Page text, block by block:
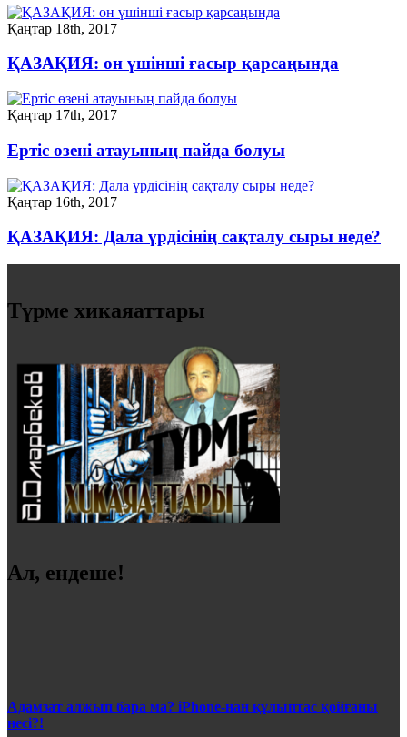
Қаңтар 18th, 2017
ҚАЗАҚИЯ: он үшінші ғасыр қарсаңында
Қаңтар 17th, 2017
Ертіс өзені атауының пайда болуы
Қаңтар 16th, 2017
ҚАЗАҚИЯ: Дала үрдісінің сақталу сыры неде?
Түрме хикаяаттары
Ал, ендеше!
Адамзат алжып бара ма? iPhone-нан құлыптас қойғаны
несі?!